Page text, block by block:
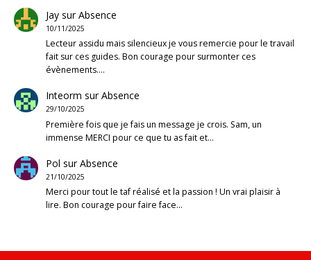
JaysurAbsence
10/11/2025
Lecteur assidu mais silencieux je vous remercie pour le travail
fait sur ces guides. Bon courage pour surmonter ces
évènements.…
Inteorm surAbsence
29/10/2025
Première fois que je fais un message je crois. Sam, un
immense MERCI pour ce que tu as fait et…
Pol surAbsence
21/10/2025
Merci pour tout le taf réalisé et la passion ! Un vrai plaisir à
lire. Bon courage pour faire face…